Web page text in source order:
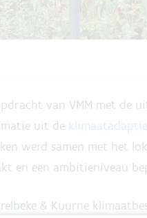
van VMM met de
uit de
werd samen met het
en een ambitieniveau
& Kuurne